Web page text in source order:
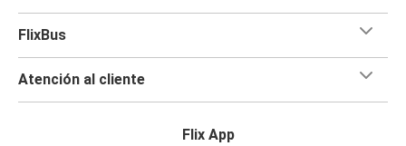
FlixBus
Atención al cliente
Flix App